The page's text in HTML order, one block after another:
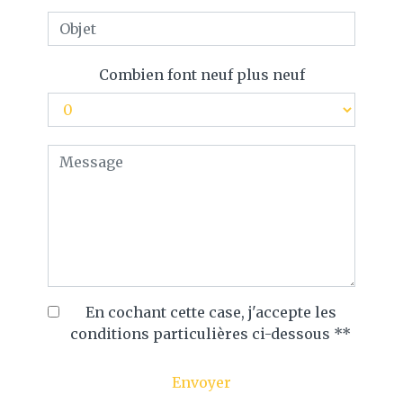
Combien font neuf plus neuf
En cochant cette case, j'accepte les
conditions particulières ci-dessous **
Envoyer